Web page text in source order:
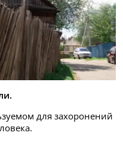
для захоронений